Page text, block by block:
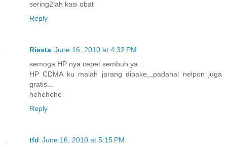
sering2lah kasi obat
Reply
Riesta June 16, 2010 at 4:32 PM
semoga HP nya cepet sembuh ya...
HP CDMA ku malah jarang dipake,,,padahal nelpon juga
gratis...
hehehehe
Reply
tfd June 16, 2010 at 5:15 PM